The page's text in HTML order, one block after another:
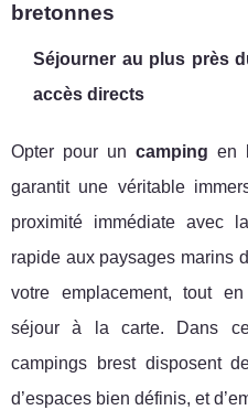
bretonnes
Séjourner au plus près
accès directs
Opter pour uncamping en
garantit une véritable
proximité immédiate avec
rapide aux paysages marins
votre emplacement, tout
séjour à la carte. Dans
campings brest disposent
d’espaces bien définis, et